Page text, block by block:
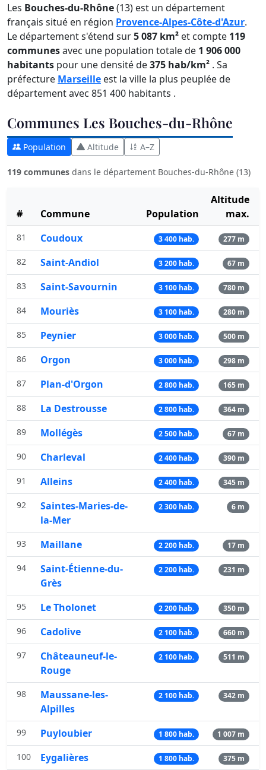
Les Bouches-du-Rhône(13) est un département
français situé en région Provence-Alpes-Côte-d'Azur.
Le département s'étend sur5 087 km² et compte 119
communesavec une population totale de 1 906 000
habitants pour une densité de375 hab/km² . Sa
préfecture Marseille est la ville la plus peuplée de
département avec 851 400 habitants .
Communes Les Bouches-du-Rhône
Population Altitude A–Z
119 communes dans le département Bouches-du-Rhône (13)
# Commune Population
Altitude
max.
81 Coudoux 3 400 hab. 277 m
82 Saint-Andiol 3 200 hab. 67 m
83 Saint-Savournin 3 100 hab. 780 m
84 Mouriès 3 100 hab. 280 m
85 Peynier 3 000 hab. 500 m
86 Orgon 3 000 hab. 298 m
87 Plan-d'Orgon 2 800 hab. 165 m
88 La Destrousse 2 800 hab. 364 m
89 Mollégès 2 500 hab. 67 m
90 Charleval 2 400 hab. 390 m
91 Alleins 2 400 hab. 345 m
92
Saintes-Maries-de-
la-Mer
2 300 hab. 6 m
93 Maillane 2 200 hab. 17 m
94
Saint-Étienne-du-
Grès
2 200 hab. 231 m
95 Le Tholonet 2 200 hab. 350 m
96 Cadolive 2 100 hab. 660 m
97
Châteauneuf-le-
Rouge
2 100 hab. 511 m
98
Maussane-les-
Alpilles
2 100 hab. 342 m
99 Puyloubier 1 800 hab. 1 007 m
100 Eygalières 1 800 hab. 375 m